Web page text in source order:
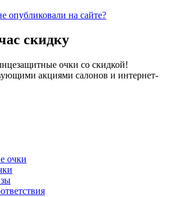
опубликовали на сайте?
скидку
очки со скидкой!
акциями салонов и интернет-
очки